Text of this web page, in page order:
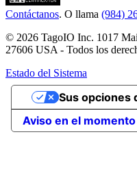
Contáctanos. O llama (984)
© 2026 TagoIO Inc. 1017
27606 USA - Todos los
Estado del Sistema
Aviso en el
Sus opciones